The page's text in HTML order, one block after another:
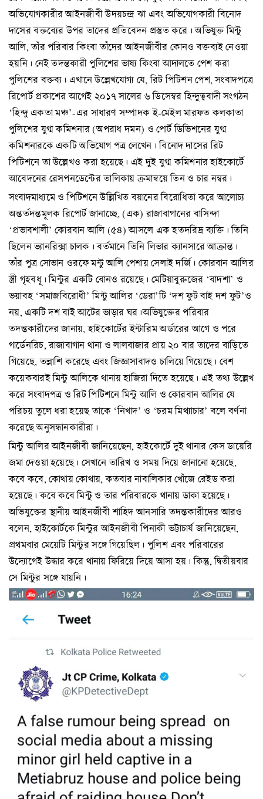
অভিযোগকারীর আইনজীবী উদয়চন্দ্র ঝা এবং অভিযোগকারী বিনোদ
দাসের বক্তব্যের উপর তাদের প্রতিবেদন প্রস্তুত করে। অভিযুক্ত মিন্টু
আলি, তাঁর পরিবার কিংবা তাঁদের আইনজীবীর কোনও বক্তব্যই নেওয়া
হয়নি। নেই তদন্তকারী পুলিশের ভাষ্য কিংবা আদালতে পেশ করা
পুলিশের বক্তব্য। এখানে উল্লেখযোগ্য যে, রিট পিটিশন পেশ, সংবাদপত্রে
রিপোর্ট প্রকাশের আগেই ২০১৭ সালের ৬ ডিসেম্বর হিন্দুত্ববাদী সংগঠন
‘হিন্দু একতা মঞ্চ’-এর সাধারণ সম্পাদক ই-মেইল মারফত কলকাতা
পুলিশের যুগ্ম কমিশনার (অপরাধ দমন) ও পোর্ট ডিভিশনের যুগ্ম
কমিশনারকে একটি অভিযোগ পত্র লেখেন। বিনোদ দাসের রিট
পিটিশনে তা উল্লেখও করা হয়েছে। এই দুই যুগ্ম কমিশনার হাইকোর্টে
আবেদনের রেসপনডেন্টের তালিকায় ক্রমান্বয়ে তিন ও চার নম্বর।
সংবাদমাধ্যমে ও পিটিশনে উল্লিখিত বয়ানের বিরোধিতা করে আলোচ্য
অন্তর্তদন্তমূলক রিপোর্ট জানাচ্ছে, (এক) রাজাবাগানের বাসিন্দা
‘প্রভাবশালী’ কোরবান আলি (৫৪) আসলে এক হতদরিদ্র ব্যক্তি। তিনি
ছিলেন ভ্যানরিক্সা চালক। বর্তমানে তিনি লিভার ক্যানসারে আক্রান্ত।
তাঁর পুত্র সোভান ওরফে মন্টু আলি পেশায় সেলাই দর্জি। কোরবান আলির
স্ত্রী গৃহবধূ। মিন্টুর একটি বোনও রয়েছে। মেটিয়াবুরুজের ‘বাদশা’ ও
ভয়াবহ ‘সমাজবিরোধী’ মিন্টু আলির ‘ডেরা’টি ‘দশ ফুট বাই দশ ফুট’ও
নয়, একটি দশ বাই আটের ভাড়ার ঘর।অভিযুক্তের পরিবার
তদন্তকারীদের জানায়, হাইকোর্টের ইন্টারিম অর্ডারের আগে ও পরে
গার্ডেনরিচ, রাজাবাগান থানা ও লালবাজার প্রায় ২০ বার তাদের বাড়িতে
গিয়েছে, তল্লাশি করেছে এবং জিজ্ঞাসাবাদও চালিয়ে গিয়েছে। বেশ
কয়েকবারই মিন্টু আলিকে থানায় হাজিরা দিতে হয়েছে। এই তথ্য উল্লেখ
করে সংবাদপত্র ও রিট পিটিশনে মিন্টু আলি ও কোরবান আলির যে
পরিচয় তুলে ধরা হয়েছ তাকে ‘নিখাদ’ ও ‘চরম মিথ্যাচার’ বলে বর্ণনা
করেছে অনুসন্ধানকারীরা।
মিন্টু আলির আইনজীবী জানিয়েছেন, হাইকোর্টে দুই থানার কেস ডায়েরি
জমা দেওয়া হয়েছে। সেখানে তারিখ ও সময় দিয়ে জানানো হয়েছে,
কবে কবে, কোথায় কোথায়, কতবার নাবালিকার খোঁজে রেইড করা
হয়েছে। কবে কবে মিন্টু ও তার পরিবারকে থানায় ডাকা হয়েছে।
অভিযুক্তের স্থানীয় আইনজীবী শাহিদ আনসারি তদন্তকারীদের আরও
বলেন, হাইকোর্টকে মিন্টুর আইনজীবী পিনাকী ভট্টাচার্য জানিয়েছেন,
প্রথমবার মেয়েটি মিন্টুর সঙ্গে গিয়েছিল। পুলিশ এবং পরিবারের
উদ্যোগেই উদ্ধার করে থানায় ফিরিয়ে দিয়ে আসা হয়। কিন্তু, দ্বিতীয়বার
সে মিন্টুর সঙ্গে যায়নি।